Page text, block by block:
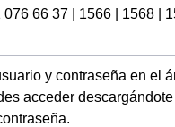
076 66 37 | 1566 | 1568 |
y contraseña en el
acceder